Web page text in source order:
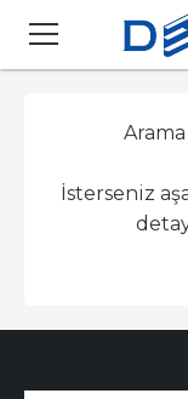
İsterseniz